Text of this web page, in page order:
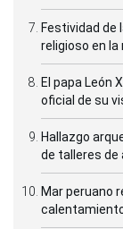
Festividad de
religioso en la
El papa León
oficial de su
Hallazgo
de talleres
Mar peruano